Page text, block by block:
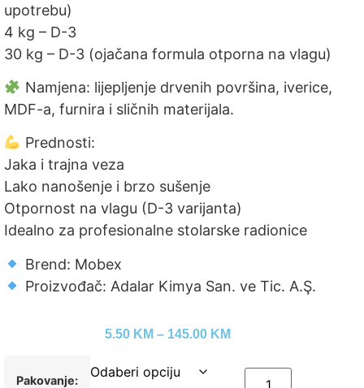
upotrebu)
4 kg – D-3
30 kg – D-3 (ojačana formula otporna na vlagu)
Namjena: lijepljenje drvenih površina, iverice,
MDF-a, furnira i sličnih materijala.
Prednosti:
Jaka i trajna veza
Lako nanošenje i brzo sušenje
Otpornost na vlagu (D-3 varijanta)
Idealno za profesionalne stolarske radionice
Brend: Mobex
Proizvođač: Adalar Kimya San. ve Tic. A.Ş.
5.50 KM – 145.00 KM
Pakovanje: